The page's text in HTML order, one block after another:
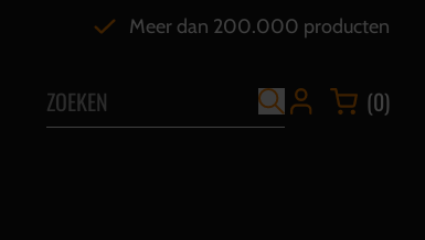
Meer dan 200.000 producten
(0)